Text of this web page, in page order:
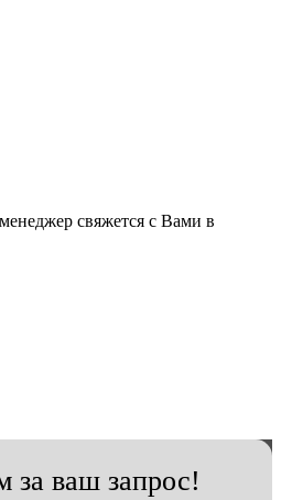
свяжется с Вами в
за ваш запрос!